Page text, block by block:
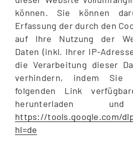
können. Sie können
Erfassung der durch den
auf Ihre Nutzung der
Daten (inkl. Ihrer IP-
die Verarbeitung dieser
verhindern, indem
folgenden Link
herunterladen
https://tools.google.com/
hl=de